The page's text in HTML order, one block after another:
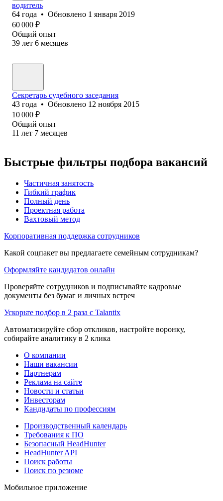
водитель
64 года • Обновлено 1 января 2019
60 000 ₽
Общий опыт
39 лет 6 месяцев
Секретарь судебного заседания
43 года • Обновлено 12 ноября 2015
10 000 ₽
Общий опыт
11 лет 7 месяцев
Быстрые фильтры подбора вакансий
Частичная занятость
Гибкий график
Полный день
Проектная работа
Вахтовый метод
Корпоративная поддержка сотрудников
Какой соцпакет вы предлагаете семейным сотрудникам?
Оформляйте кандидатов онлайн
Проверяйте сотрудников и подписывайте кадровые
документы без бумаг и личных встреч
Ускорьте подбор в 2 раза с Talantix
Автоматизируйте сбор откликов, настройте воронку,
собирайте аналитику в 2 клика
О компании
Наши вакансии
Партнерам
Реклама на сайте
Новости и статьи
Инвесторам
Кандидаты по профессиям
Производственный календарь
Требования к ПО
Безопасный HeadHunter
HeadHunter API
Поиск работы
Поиск по резюме
Мобильное приложение